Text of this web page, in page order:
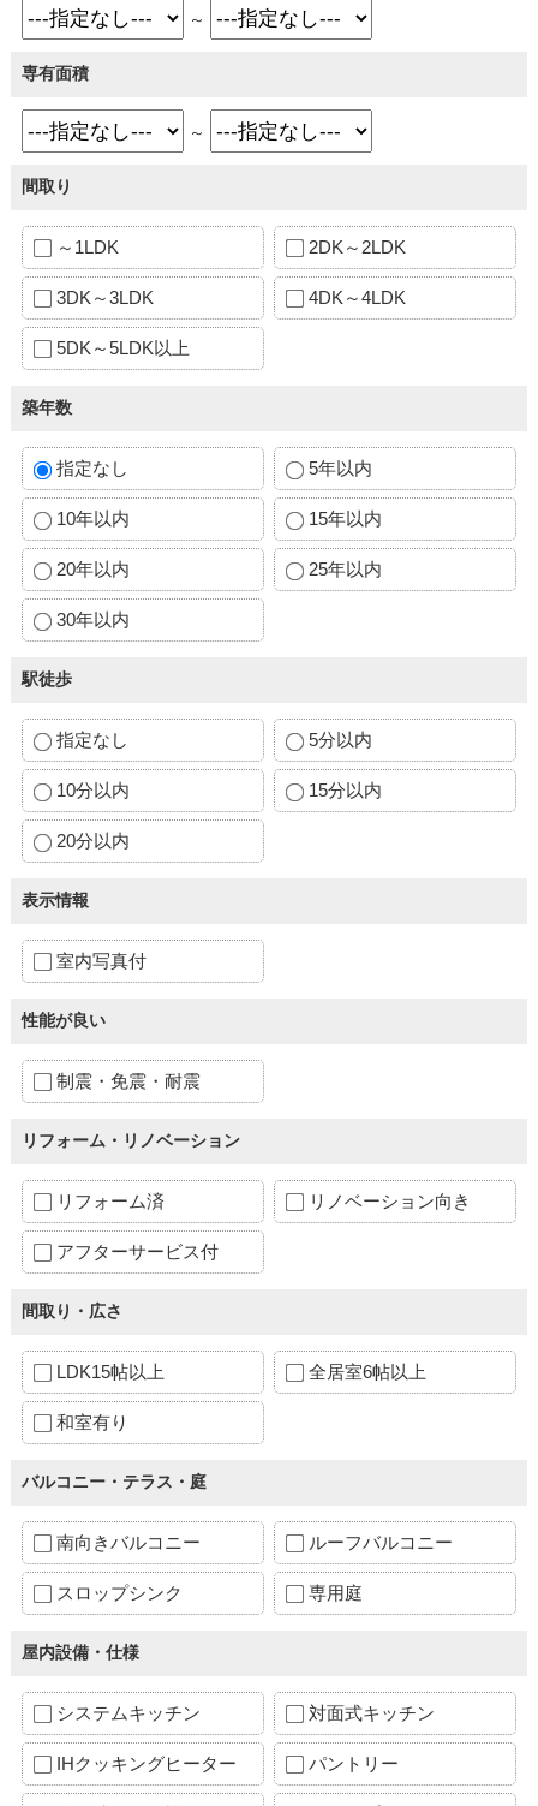
～
専有面積
～
間取り
～1LDK 2DK～2LDK
3DK～3LDK 4DK～4LDK
5DK～5LDK以上
築年数
指定なし 5年以内
10年以内 15年以内
20年以内 25年以内
30年以内
駅徒歩
指定なし 5分以内
10分以内 15分以内
20分以内
表示情報
室内写真付
性能が良い
制震・免震・耐震
リフォーム・リノベーション
リフォーム済 リノベーション向き
アフターサービス付
間取り・広さ
LDK15帖以上 全居室6帖以上
和室有り
バルコニー・テラス・庭
南向きバルコニー ルーフバルコニー
スロップシンク 専用庭
屋内設備・仕様
システムキッチン 対面式キッチン
IHクッキングヒーター パントリー